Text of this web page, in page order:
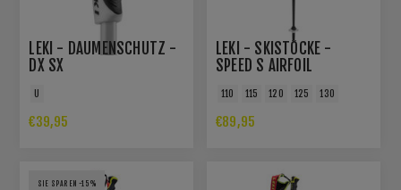
LEKI - DAUMENSCHUTZ -
DX SX
€39,95
LEKI - SKISTÖCKE -
SPEED S AIRFOIL
110 115 120 125 130
€89,95
SIE SPAREN -15%